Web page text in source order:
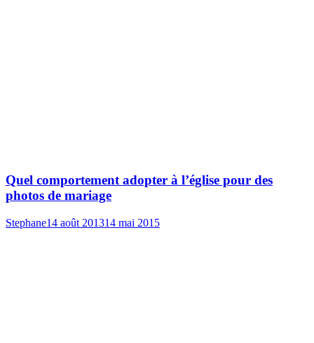
Quel comportement adopter à l’église pour des
photos de mariage
Stephane14 août 201314 mai 2015